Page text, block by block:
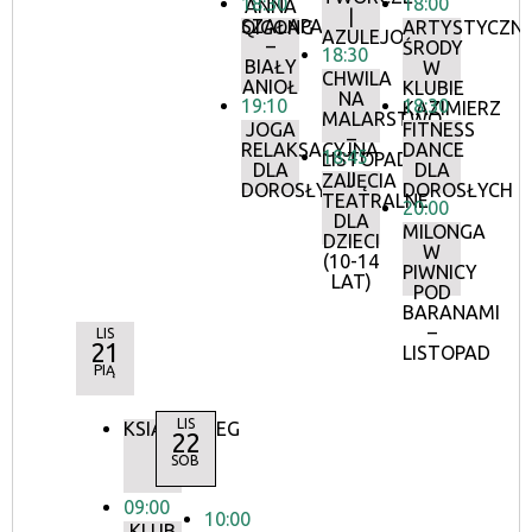
ANNA
SZAŁAPAK
–
BIAŁY
ANIOŁ
QIGONG
19:10
JOGA
RELAKSACYJNA
DLA
DOROSŁYCH
AZULEJOS
18:30
CHWILA
NA
MALARSTWO
–
LISTOPAD
II
18:45
ZAJĘCIA
TEATRALNE
DLA
DZIECI
(10-14
LAT)
ŚRODY
W
KLUBIE
KAZIMIERZ
18:30
FITNESS
DANCE
DLA
DOROSŁYCH
20:00
MILONGA
W
PIWNICY
POD
BARANAMI
–
LISTOPAD
LIS
21
PIĄ
KSIĄŻKOBIEG
09:00
LIS
22
SOB
10:00